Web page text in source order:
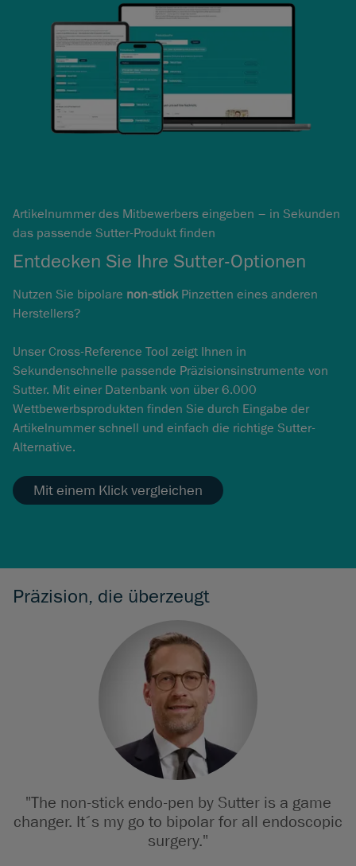
Artikelnummer des Mitbewerbers eingeben – in Sekunden
das passende Sutter-Produkt finden
Entdecken Sie Ihre Sutter-Optionen
Nutzen Sie bipolare non-stick Pinzetten eines anderen
Herstellers?
Unser Cross-Reference Tool zeigt Ihnen in
Sekundenschnelle passende Präzisionsinstrumente von
Sutter. Mit einer Datenbank von über 6.000
Wettbewerbsprodukten finden Sie durch Eingabe der
Artikelnummer schnell und einfach die richtige Sutter-
Alternative.
Mit einem Klick vergleichen
Präzision, die überzeugt
"The non-stick endo-pen by Sutter is a game
changer. It´s my go to bipolar for all endoscopic
surgery."